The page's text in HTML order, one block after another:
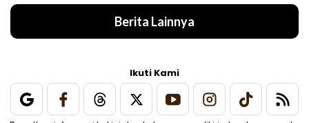
Berita Lainnya
Ikuti Kami